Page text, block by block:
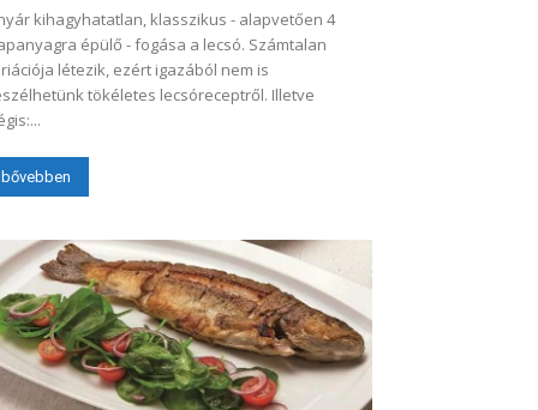
kihagyhatatlan, klasszikus - alapvetően 4
épülő - fogása a lecsó. Számtalan
létezik, ezért igazából nem is
tökéletes lecsóreceptről. Illetve
bővebben